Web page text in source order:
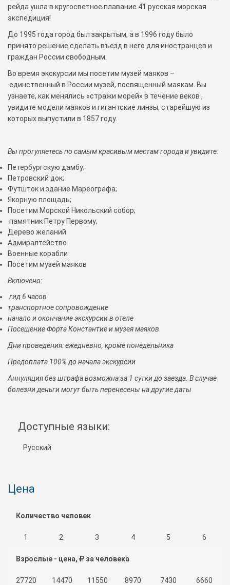
рейда ушла в кругосветное плавание 41 русская морская
экспедиция!
До 1995 года город был закрытым, а в 1996 году было
принято решение сделать въезд в него для иностранцев и
граждан России свободным.
Во время экскурсии мы посетим музей маяков –
единственный в России музей, посвященный маякам. Вы
узнаете, как менялись «стражи морей» в течение веков ,
увидите модели маяков и гигантские линзы, старейшую из
которых выпустили в 1857 году.
Вы прогуляетесь по самым красивым местам города и увидите:
Петербургскую дамбу;
Петровский док;
Футшток и здание Мареографа;
Якорную площадь;
Посетим Морской Никольский собор;
памятник Петру Первому;
Дерево желаний
Адмиралтейство
Военные корабли
Посетим музей маяков
Включено:
гид 6 часов
транспортное сопровождение
начало и окончание экскурсии в отеле
Посещение Форта Константие и музея маяков
Дни проведения: ежедневно, кроме понедельника
Предоплата 100% до начала экскурсии
Аннуляция без штрафа возможна за 1 сутки до заезда. В случае
болезни деньги могут быть перенесены на другие даты
Доступные языки:
Русский
Цена
Количество человек
1 2 3 4 5 6
Взрослые - цена, за человека
27720 14470 11550 8970 7430 6660